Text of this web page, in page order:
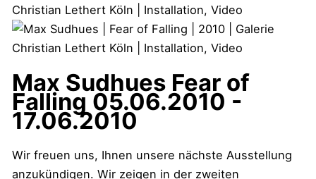
Max Sudhues Fear of
Falling 05.06.2010 -
17.06.2010
Wir freuen uns, Ihnen unsere nächste Ausstellung
anzukündigen. Wir zeigen in der zweiten